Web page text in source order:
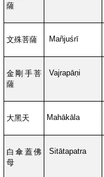
薩
文殊菩薩 Mañjuśrī
金剛手菩
薩
Vajrapāṇi
大黑天 Mahākāla
白傘蓋佛
母
Sitātapatra